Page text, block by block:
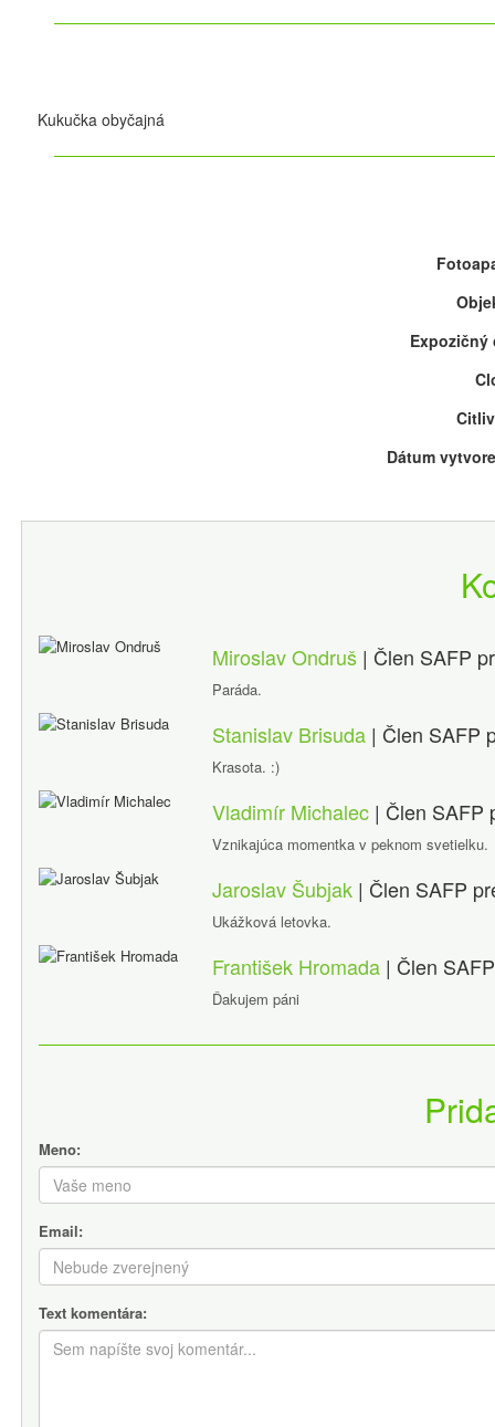
Kukučka obyčajná
Expozičný
Dátum
Miroslav Ondruš| Člen SAFP
Paráda.
Stanislav Brisuda| Člen SAFP
Krasota. :)
Vladimír Michalec| Člen SAFP
Vznikajúca momentka v peknom svetielku.
Jaroslav Šubjak| Člen SAFP
Ukážková letovka.
František Hromada| Člen
Ďakujem páni
Meno:
Email:
Text komentára: